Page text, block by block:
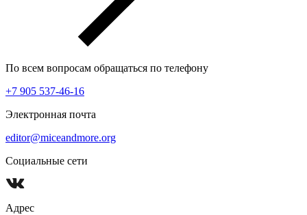
По всем вопросам обращаться по телефону
+7 905 537-46-16
Электронная почта
editor@miceandmore.org
Социальные сети
Адрес